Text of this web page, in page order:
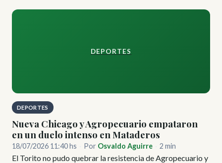
DEPORTES
DEPORTES
Nueva Chicago y Agropecuario empataron
en un duelo intenso en Mataderos
18/07/2026 11:40 hs Por Osvaldo Aguirre 2 min
El Torito no pudo quebrar la resistencia de Agropecuario y